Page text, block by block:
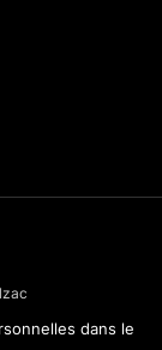
dans le